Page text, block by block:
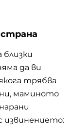
страна
да ви
трябва
маминото
извинението: